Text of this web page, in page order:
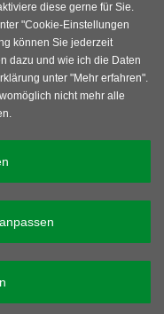
diese gerne für Sie.
"Cookie-Einstellungen
können Sie jederzeit
dazu und wie ich die Daten
unter "Mehr erfahren".
nicht mehr alle